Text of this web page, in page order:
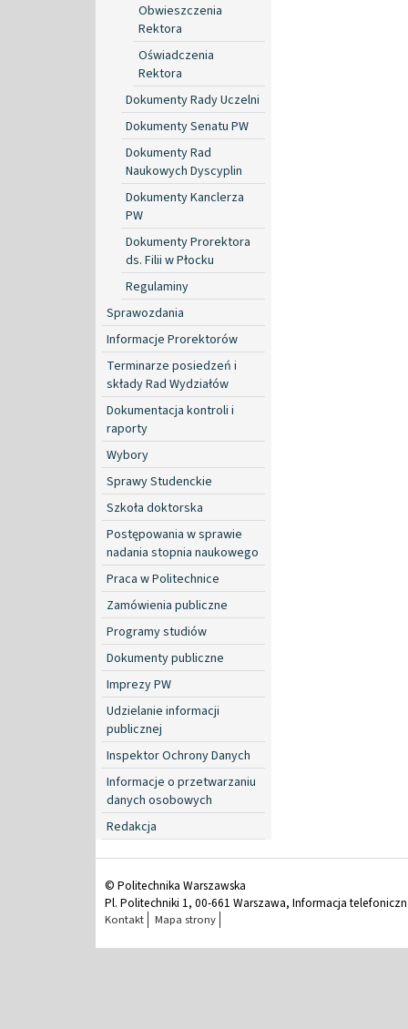
Obwieszczenia
Rektora
Oświadczenia
Rektora
Dokumenty Rady Uczelni
Dokumenty Senatu PW
Dokumenty Rad
Naukowych Dyscyplin
Dokumenty Kanclerza
PW
Dokumenty Prorektora
ds. Filii w Płocku
Regulaminy
Sprawozdania
Informacje Prorektorów
Terminarze posiedzeń i
składy Rad Wydziałów
Dokumentacja kontroli i
raporty
Wybory
Sprawy Studenckie
Szkoła doktorska
Postępowania w sprawie
nadania stopnia naukowego
Praca w Politechnice
Zamówienia publiczne
Programy studiów
Dokumenty publiczne
Imprezy PW
Udzielanie informacji
publicznej
Inspektor Ochrony Danych
Informacje o przetwarzaniu
danych osobowych
Redakcja
© Politechnika Warszawska
Pl. Politechniki 1, 00-661 Warszawa, Informacja
Kontakt Mapa strony